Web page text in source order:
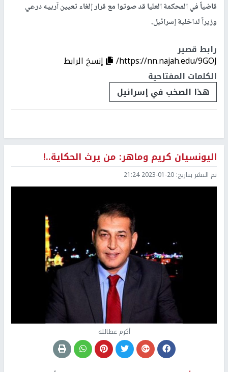
قاضياً في المحكمة العليا قد صوتوا مع قرار إلغاء تعيين آرييه درعي
وزيراً لداخلية إسرائيل.
رابط قصير
https://nn.najah.edu/9GOJ/
إنسخ الرابط
الكلمات المفتاحية
هذا الصخب في إسرائيل
اليونسيان كريم وماهر: من يرث الحكاية..!
تم النشر بتاريخ: 2023-01-20 21:24
أكرم عطالله